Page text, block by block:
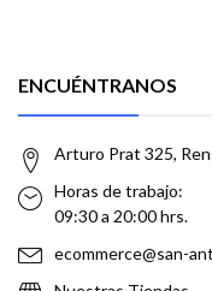
ENCUÉNTRANOS
Arturo Prat 325,
Horas de trabajo:
09:30 a 20:00 hrs.
ecommerce@san-